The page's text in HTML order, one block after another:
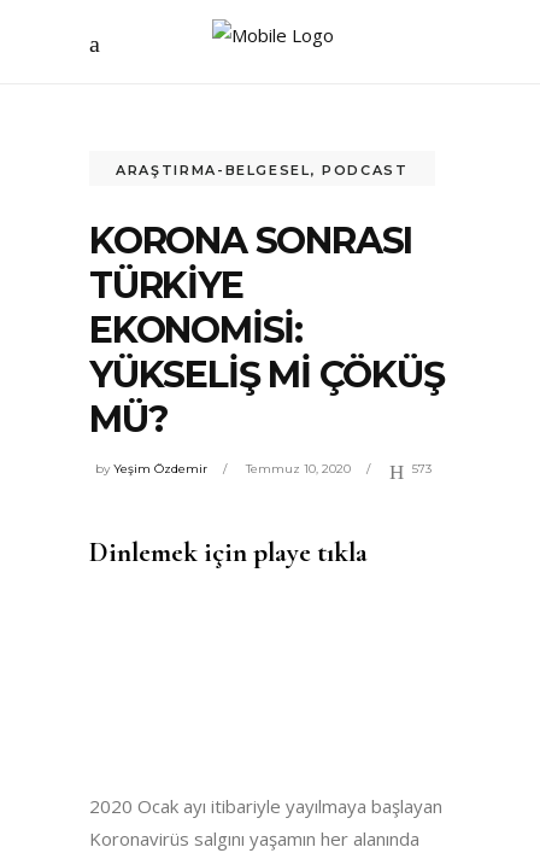
ARAŞTIRMA-BELGESEL,PODCAST
KORONA SONRASI
TÜRKİYE
EKONOMİSİ:
YÜKSELİŞ Mİ ÇÖKÜŞ
MÜ?
byYeşim Özdemir Temmuz 10, 2020 573
Dinlemek için playe tıkla
2020 Ocak ayı itibariyle yayılmaya başlayan
Koronavirüs salgını yaşamın her alanında